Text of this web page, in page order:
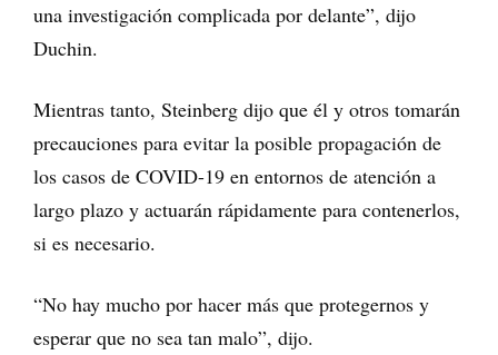
una investigación complicada por delante”, dijo
Duchin.
Mientras tanto, Steinberg dijo que él y otros tomarán
precauciones para evitar la posible propagación de
los casos de COVID-19 en entornos de atención a
largo plazo y actuarán rápidamente para contenerlos,
si es necesario.
“No hay mucho por hacer más que protegernos y
esperar que no sea tan malo”, dijo.